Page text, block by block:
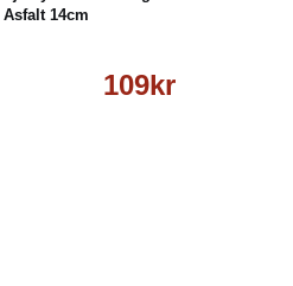
Asfalt 14cm
109kr